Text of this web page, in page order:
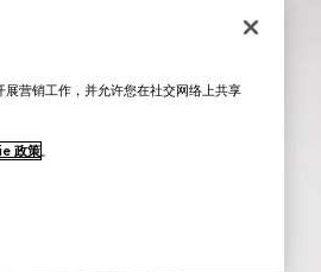
营销工作，并允许您在社交网络上共享
政策。